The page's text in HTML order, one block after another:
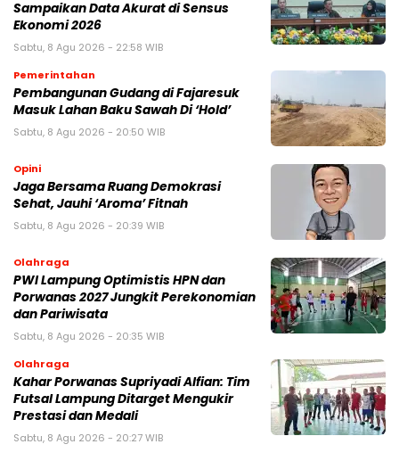
Sampaikan Data Akurat di Sensus
Ekonomi 2026
Sabtu, 8 Agu 2026 - 22:58 WIB
Pemerintahan
Pembangunan Gudang di Fajaresuk
Masuk Lahan Baku Sawah Di ‘Hold’
Sabtu, 8 Agu 2026 - 20:50 WIB
Opini
Jaga Bersama Ruang Demokrasi
Sehat, Jauhi ‘Aroma’ Fitnah
Sabtu, 8 Agu 2026 - 20:39 WIB
Olahraga
PWI Lampung Optimistis HPN dan
Porwanas 2027 Jungkit Perekonomian
dan Pariwisata
Sabtu, 8 Agu 2026 - 20:35 WIB
Olahraga
Kahar Porwanas Supriyadi Alfian: Tim
Futsal Lampung Ditarget Mengukir
Prestasi dan Medali
Sabtu, 8 Agu 2026 - 20:27 WIB